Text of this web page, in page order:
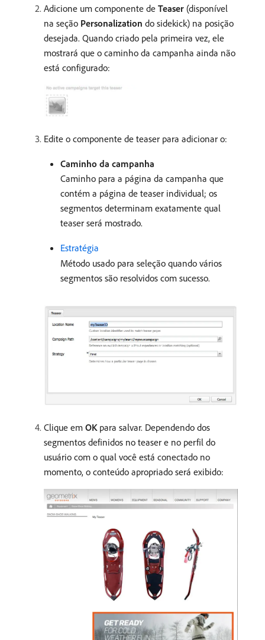
Adicione um componente de Teaser (disponível
na seção Personalization do sidekick) na posição
desejada. Quando criado pela primeira vez, ele
mostrará que o caminho da campanha ainda não
está configurado:
Edite o componente de teaser para adicionar o:
Caminho da campanha
Caminho para a página da campanha que
contém a página de teaser individual; os
segmentos determinam exatamente qual
teaser será mostrado.
Estratégia
Método usado para seleção quando vários
segmentos são resolvidos com sucesso.
Clique em OKpara salvar. Dependendo dos
segmentos definidos no teaser e no perfil do
usuário com o qual você está conectado no
momento, o conteúdo apropriado será exibido: